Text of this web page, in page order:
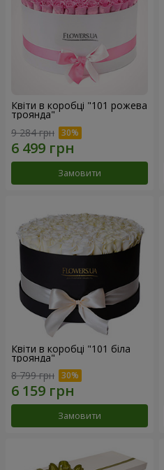
Квіти в коробці "101 рожева
троянда"
9 284 грн
Замовити
Квіти в коробці "101 біла
троянда"
8 799 грн
Замовити